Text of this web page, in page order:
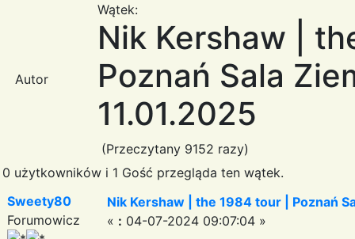
Autor
Wątek:
Nik Kershaw |
Poznań Sala
11.01.2025
(Przeczytany 9152 razy)
0 użytkowników i 1 Gość przegląda ten wątek.
Sweety80
Forumowicz
Nik Kershaw | the 1984 tour | Poznań
« : 04-07-2024 09:07:04 »